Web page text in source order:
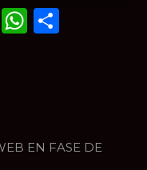
X
EN FASE DE